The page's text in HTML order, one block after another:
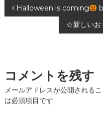
投
ビ
ゲ
Halloween is coming
☆新しい
コメントを残す
メールアドレスが公開されるこ
は必須項目です